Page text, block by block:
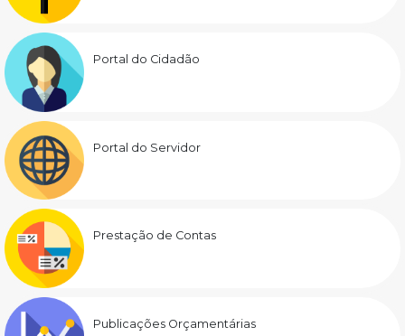
Portal do Cidadão
Portal do Servidor
Prestação de Contas
Publicações Orçamentárias